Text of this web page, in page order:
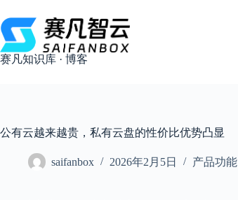
过
内
容
赛凡知识库 · 博客
公有云越来越贵，私有云盘的性价比优势凸显
saifanbox 2026年2月5日 产品功能